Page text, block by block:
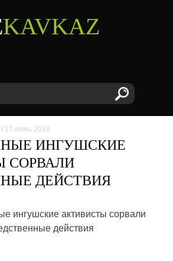
KAVKAZ
/ 17 июнь 2019
ИНГУШСКИЕ
СОРВАЛИ
ДЕЙСТВИЯ